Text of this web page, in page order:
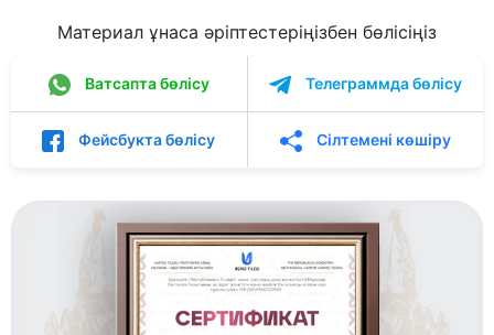
Материал ұнаса әріптестеріңізбен бөлісіңіз
Ватсапта бөлісу Телеграммда бөлісу
Фейсбукта бөлісу Сілтемені көшіру